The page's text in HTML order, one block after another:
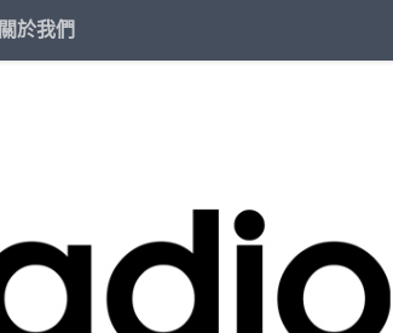
關於我們